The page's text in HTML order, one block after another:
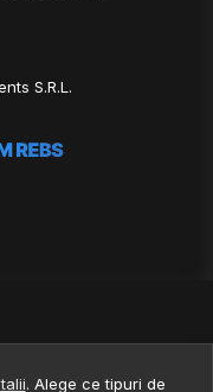
S.R.L.
. Alege ce tipuri de